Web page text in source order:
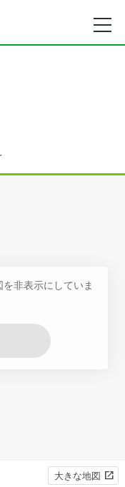
非表示にしていま
大きな地図